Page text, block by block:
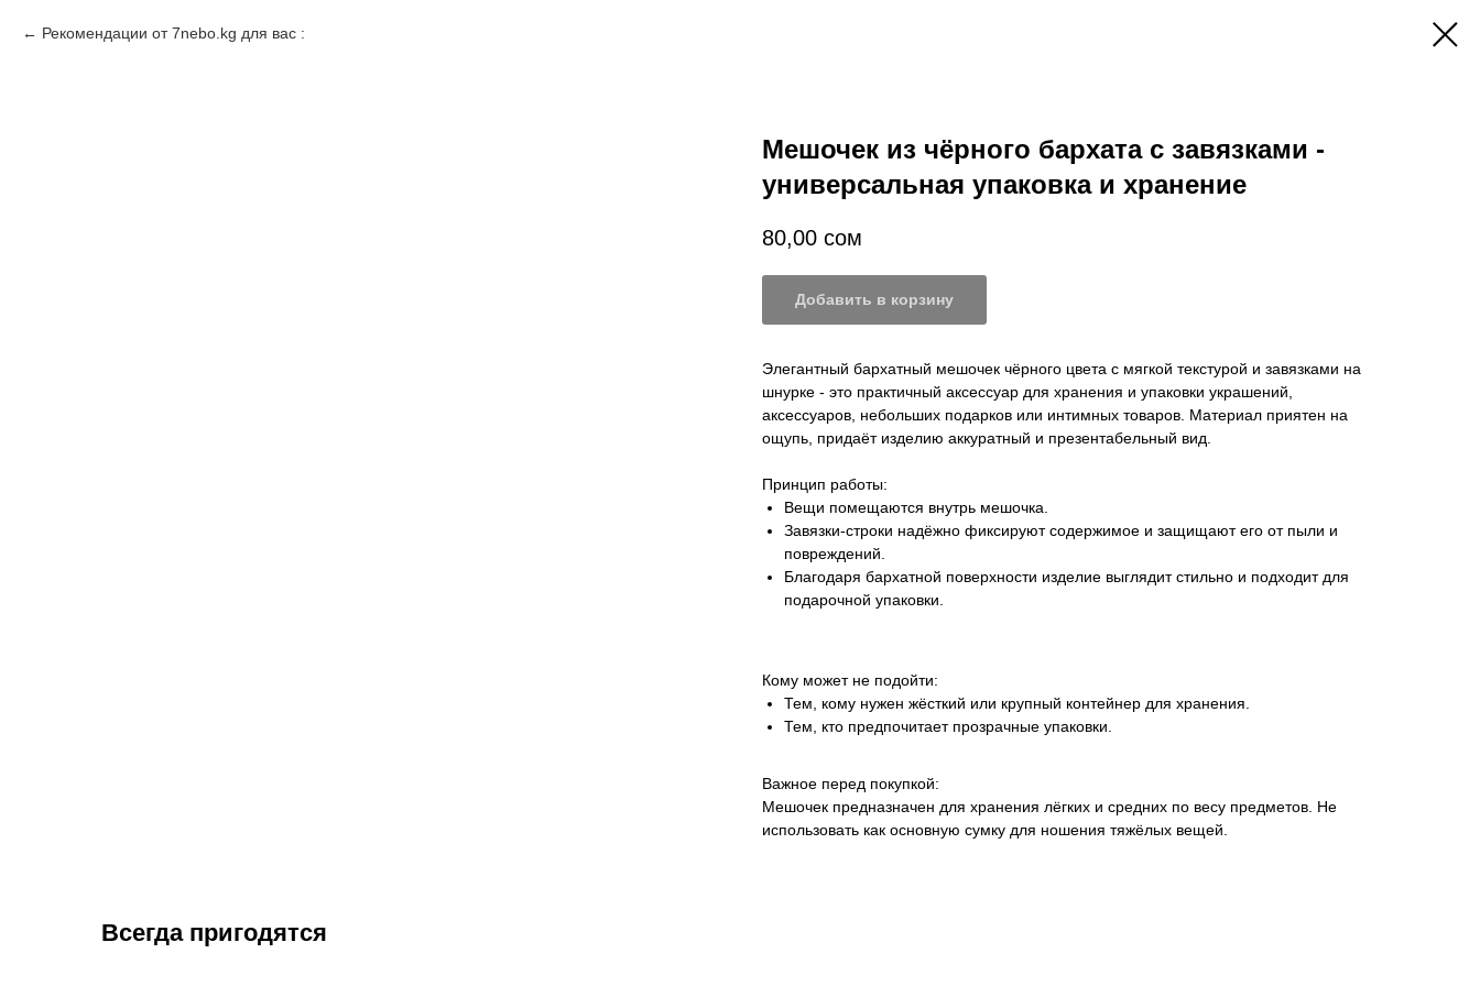
Рекомендации от 7nebo.kg для вас :
Мешочек из чёрного бархата с завязками -
универсальная упаковка и хранение
80,00 сом
Добавить в корзину
Элегантный бархатный мешочек чёрного цвета с мягкой текстурой и завязками на
шнурке - это практичный аксессуар для хранения и упаковки украшений,
аксессуаров, небольших подарков или интимных товаров. Материал приятен на
ощупь, придаёт изделию аккуратный и презентабельный вид.
Принцип работы:
Вещи помещаются внутрь мешочка.
Завязки-строки надёжно фиксируют содержимое и защищают его от пыли и
повреждений.
Благодаря бархатной поверхности изделие выглядит стильно и подходит для
подарочной упаковки.
Кому может не подойти:
Тем, кому нужен жёсткий или крупный контейнер для хранения.
Тем, кто предпочитает прозрачные упаковки.
Важное перед покупкой:
Мешочек предназначен для хранения лёгких и средних по весу предметов. Не
использовать как основную сумку для ношения тяжёлых вещей.
Всегда пригодятся